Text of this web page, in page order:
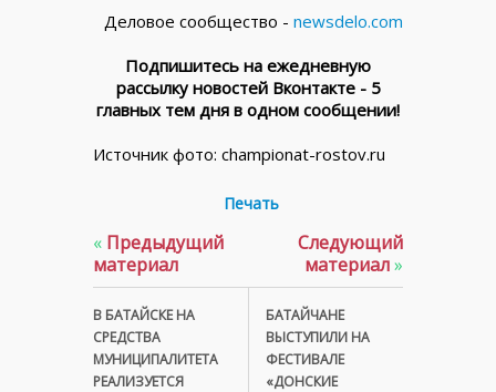
Деловое сообщество - newsdelo.com
Подпишитесь на ежедневную
рассылку новостей Вконтакте - 5
главных тем дня в одном сообщении!
Источник фото: championat-rostov.ru
Печать
« Предыдущий
материал
В БАТАЙСКЕ НА
СРЕДСТВА
МУНИЦИПАЛИТЕТА
РЕАЛИЗУЕТСЯ
Следующий
материал»
БАТАЙЧАНЕ
ВЫСТУПИЛИ НА
ФЕСТИВАЛЕ
«ДОНСКИЕ